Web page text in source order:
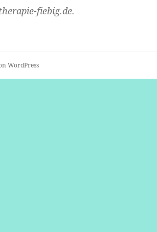
fiebig.de.
WordPress